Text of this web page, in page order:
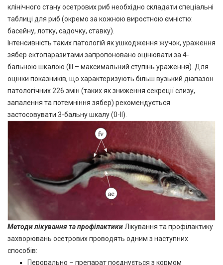
клінічного стану осетрових риб необхідно складати спеціальні
таблиці для риб (окремо за кожною виростною ємністю:
басейну, лотку, садочку, ставку).
Інтенсивність таких патологій як ушкодження жучок, ураження
зябер ектопаразитами запропоновано оцінювати за 4-
бальною шкалою (III – максимальний ступінь ураження). Для
оцінки показників, що характеризують більш вузький діапазон
патологічних 226 змін (таких як зниження секреції слизу,
запалення та потемніння зябер) рекомендується
застосовувати 3-бальну шкалу (0-II).
Методи лікування та профілактикиЛікування та профілактику
захворювань осетрових проводять одним з наступних
способів:
Перорально – препарат поєднується з кормом